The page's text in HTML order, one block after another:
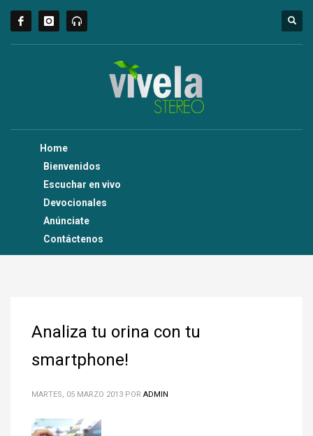
Home
Bienvenidos
Escuchar en vivo
Devocionales
Anúnciate
Contáctenos
Analiza tu orina con tu
smartphone!
MARTES, 05 MARZO 2013 POR ADMIN